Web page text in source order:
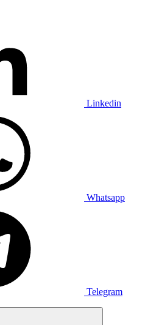
Linkedin
Whatsapp
Telegram